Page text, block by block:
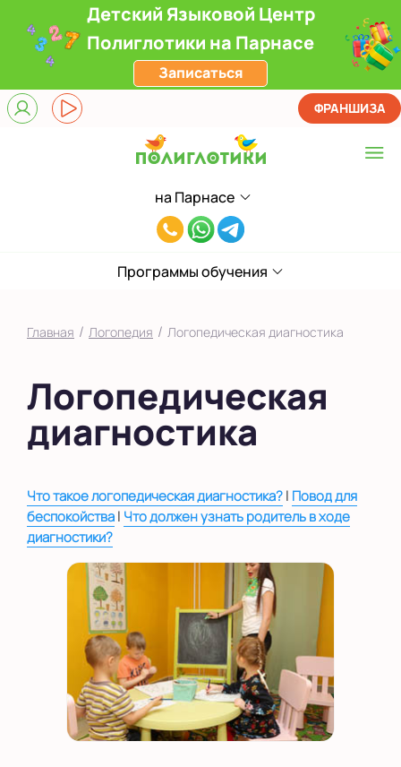
Детский Языковой Центр
Полиглотики на Парнасе
Записаться
на Парнасе
Выберите центр
ЖК Лондон Парк
Приморский
на Парнасе
в Новом Оккервиле
Показать на карте
8(812)660-
05
ФРАНШИЗА
Программы обучения
Главная / Логопедия / Логопедическая диагностика
Логопедическая
диагностика
Что такое логопедическая диагностика?| Повод для
беспокойства| Что должен узнать родитель в ходе
диагностики?